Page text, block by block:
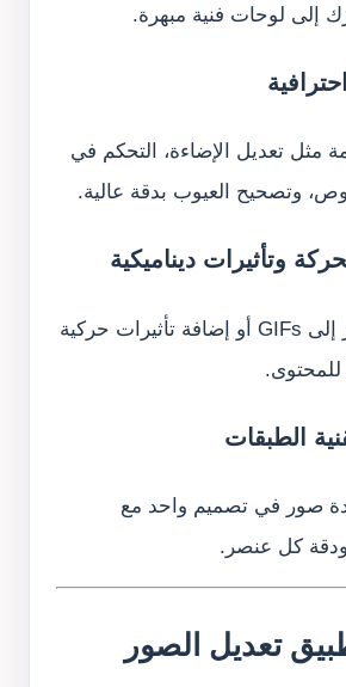
إلى لوحات فنية مبهرة.
مثل تعديل الإضاءة، التحكم في
وتصحيح العيوب بدقة عالية.
يمكنك تحويل الصور إلى GIFs أو إضافة تأثيرات حركية
للمحتوى.
صور في تصميم واحد مع
كل عنصر.
تعديل الصور